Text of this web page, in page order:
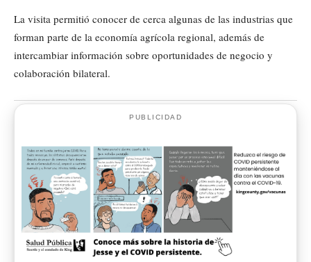
La visita permitió conocer de cerca algunas de las industrias que
forman parte de la economía agrícola regional, además de
intercambiar información sobre oportunidades de negocio y
colaboración bilateral.
PUBLICIDAD